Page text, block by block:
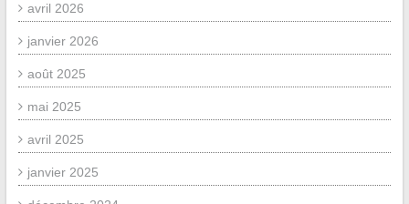
avril 2026
janvier 2026
août 2025
mai 2025
avril 2025
janvier 2025